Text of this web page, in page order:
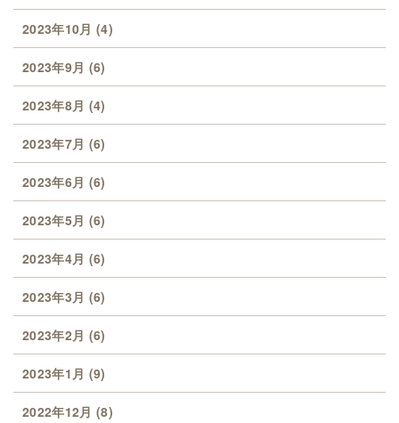
2023年10月 (4)
2023年9月 (6)
2023年8月 (4)
2023年7月 (6)
2023年6月 (6)
2023年5月 (6)
2023年4月 (6)
2023年3月 (6)
2023年2月 (6)
2023年1月 (9)
2022年12月 (8)